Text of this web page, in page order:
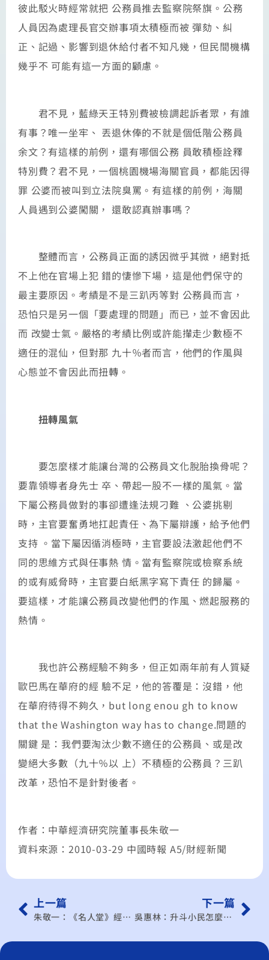
彼此駁火時經常就把 公務員推去監察院祭旗。公務
人員因為處理長官交辦事項太積極而被 彈劾、糾
正、記過、影響到退休給付者不知凡幾，但民間機構
幾乎不 可能有這一方面的顧慮。
君不見，藍綠天王特別費被檢調起訴者眾，有誰
有事？唯一坐牢、 丟退休俸的不就是個低階公務員
余文？有這樣的前例，還有哪個公務 員敢積極詮釋
特別費？君不見，一個桃園機場海關官員，都能因得
罪 公婆而被叫到立法院臭罵。有這樣的前例，海關
人員遇到公婆闖關， 還敢認真辦事嗎？
整體而言，公務員正面的誘因微乎其微，絕對抵
不上他在官場上犯 錯的悽慘下場，這是他們保守的
最主要原因。考績是不是三趴丙等對 公務員而言，
恐怕只是另一個「要處理的問題」而已，並不會因此
而 改變士氣。嚴格的考績比例或許能攆走少數極不
適任的混仙，但對那 九十％者而言，他們的作風與
心態並不會因此而扭轉。
扭轉風氣
要怎麼樣才能讓台灣的公務員文化脫胎換骨呢？
要靠領導者身先士 卒、帶起一股不一樣的風氣。當
下屬公務員做對的事卻遭逢法規刁難 、公婆挑剔
時，主官要奮勇地扛起責任、為下屬辯護，給予他們
支持 。當下屬因循消極時，主官要設法激起他們不
同的思維方式與任事熱 情。當有監察院或檢察系統
的或有威脅時，主官要白紙黑字寫下責任 的歸屬。
要這樣，才能讓公務員改變他們的作風、燃起服務的
熱情。
我也許公務經驗不夠多，但正如兩年前有人質疑
歐巴馬在華府的經 驗不足，他的答覆是：沒錯，他
在華府待得不夠久，but long enou gh to know
that the Washington way has to change.問題的
關鍵 是：我們要淘汰少數不適任的公務員、或是改
變絕大多數（九十％以 上）不積極的公務員？三趴
改革，恐怕不是針對後者。
作者：中華經濟研究院董事長朱敬一
資料來源：2010-03-29 中國時報 A5/財經新聞
上一篇
朱敬一：《名人堂》經濟學家談生論「死」
下一篇
吳惠林：升斗小民怎麼看景氣燈號